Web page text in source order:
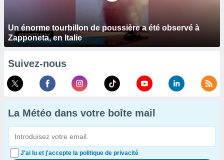
Un énorme tourbillon de poussière a été observé à
Zapponeta, en Italie
Suivez-nous
La Météo dans votre boîte mail
J'ai lu et j'accepte la politique de privacité